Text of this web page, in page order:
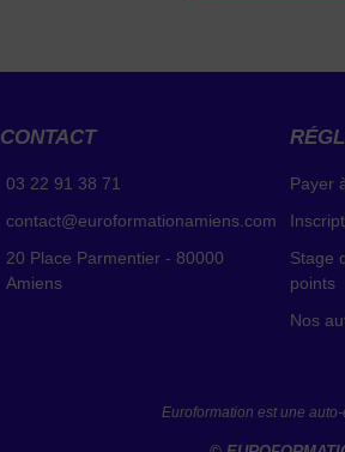
CONTACT
03 22 91 38 71
contact@euroformationamiens.com
20 Place Parmentier - 80000
Amiens
Payer
Stage
points
Nos
Euroformation est une